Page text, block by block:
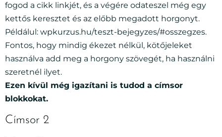
fogod a cikk linkjét, és a végére odateszel még egy
kettős keresztet és az előbb megadott horgonyt.
Példálul: wpkurzus.hu/teszt-bejegyzes/#osszegzes.
Fontos, hogy mindig ékezet nélkül, kötőjeleket
használva add meg a horgony szövegét, ha használni
szeretnél ilyet.
Ezen kívül még igazítani is tudod a címsor
blokkokat.
Címsor 2